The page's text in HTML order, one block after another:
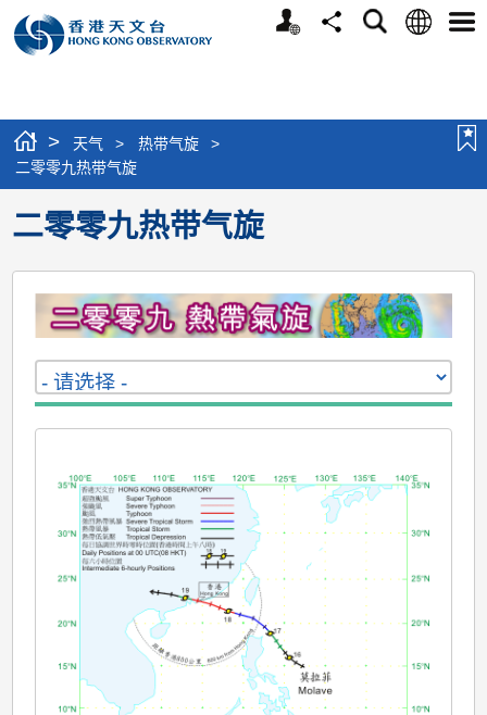
个
分
搜
语
选
> 天气 > 热带气旋
>
二零零九热带气旋
二零零九热带气旋